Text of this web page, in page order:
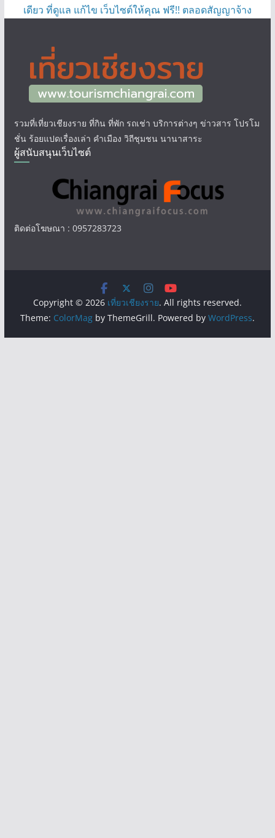
เดียว ที่ดูแล แก้ไข เว็บไซต์ให้คุณ ฟรี!! ตลอดสัญญาจ้าง
รวมที่เที่ยวเชียงราย ที่กิน ที่พัก รถเช่า บริการต่างๆ ข่าวสาร โปรโม
ชั่น ร้อยแปดเรื่องเล่า คำเมือง วิถีชุมชน นานาสาระ
ผู้สนับสนุนเว็บไซต์
ติดต่อโฆษณา : 0957283723
Copyright © 2026 เที่ยวเชียงราย. All rights reserved.
Theme: ColorMagby ThemeGrill. Powered by WordPress.